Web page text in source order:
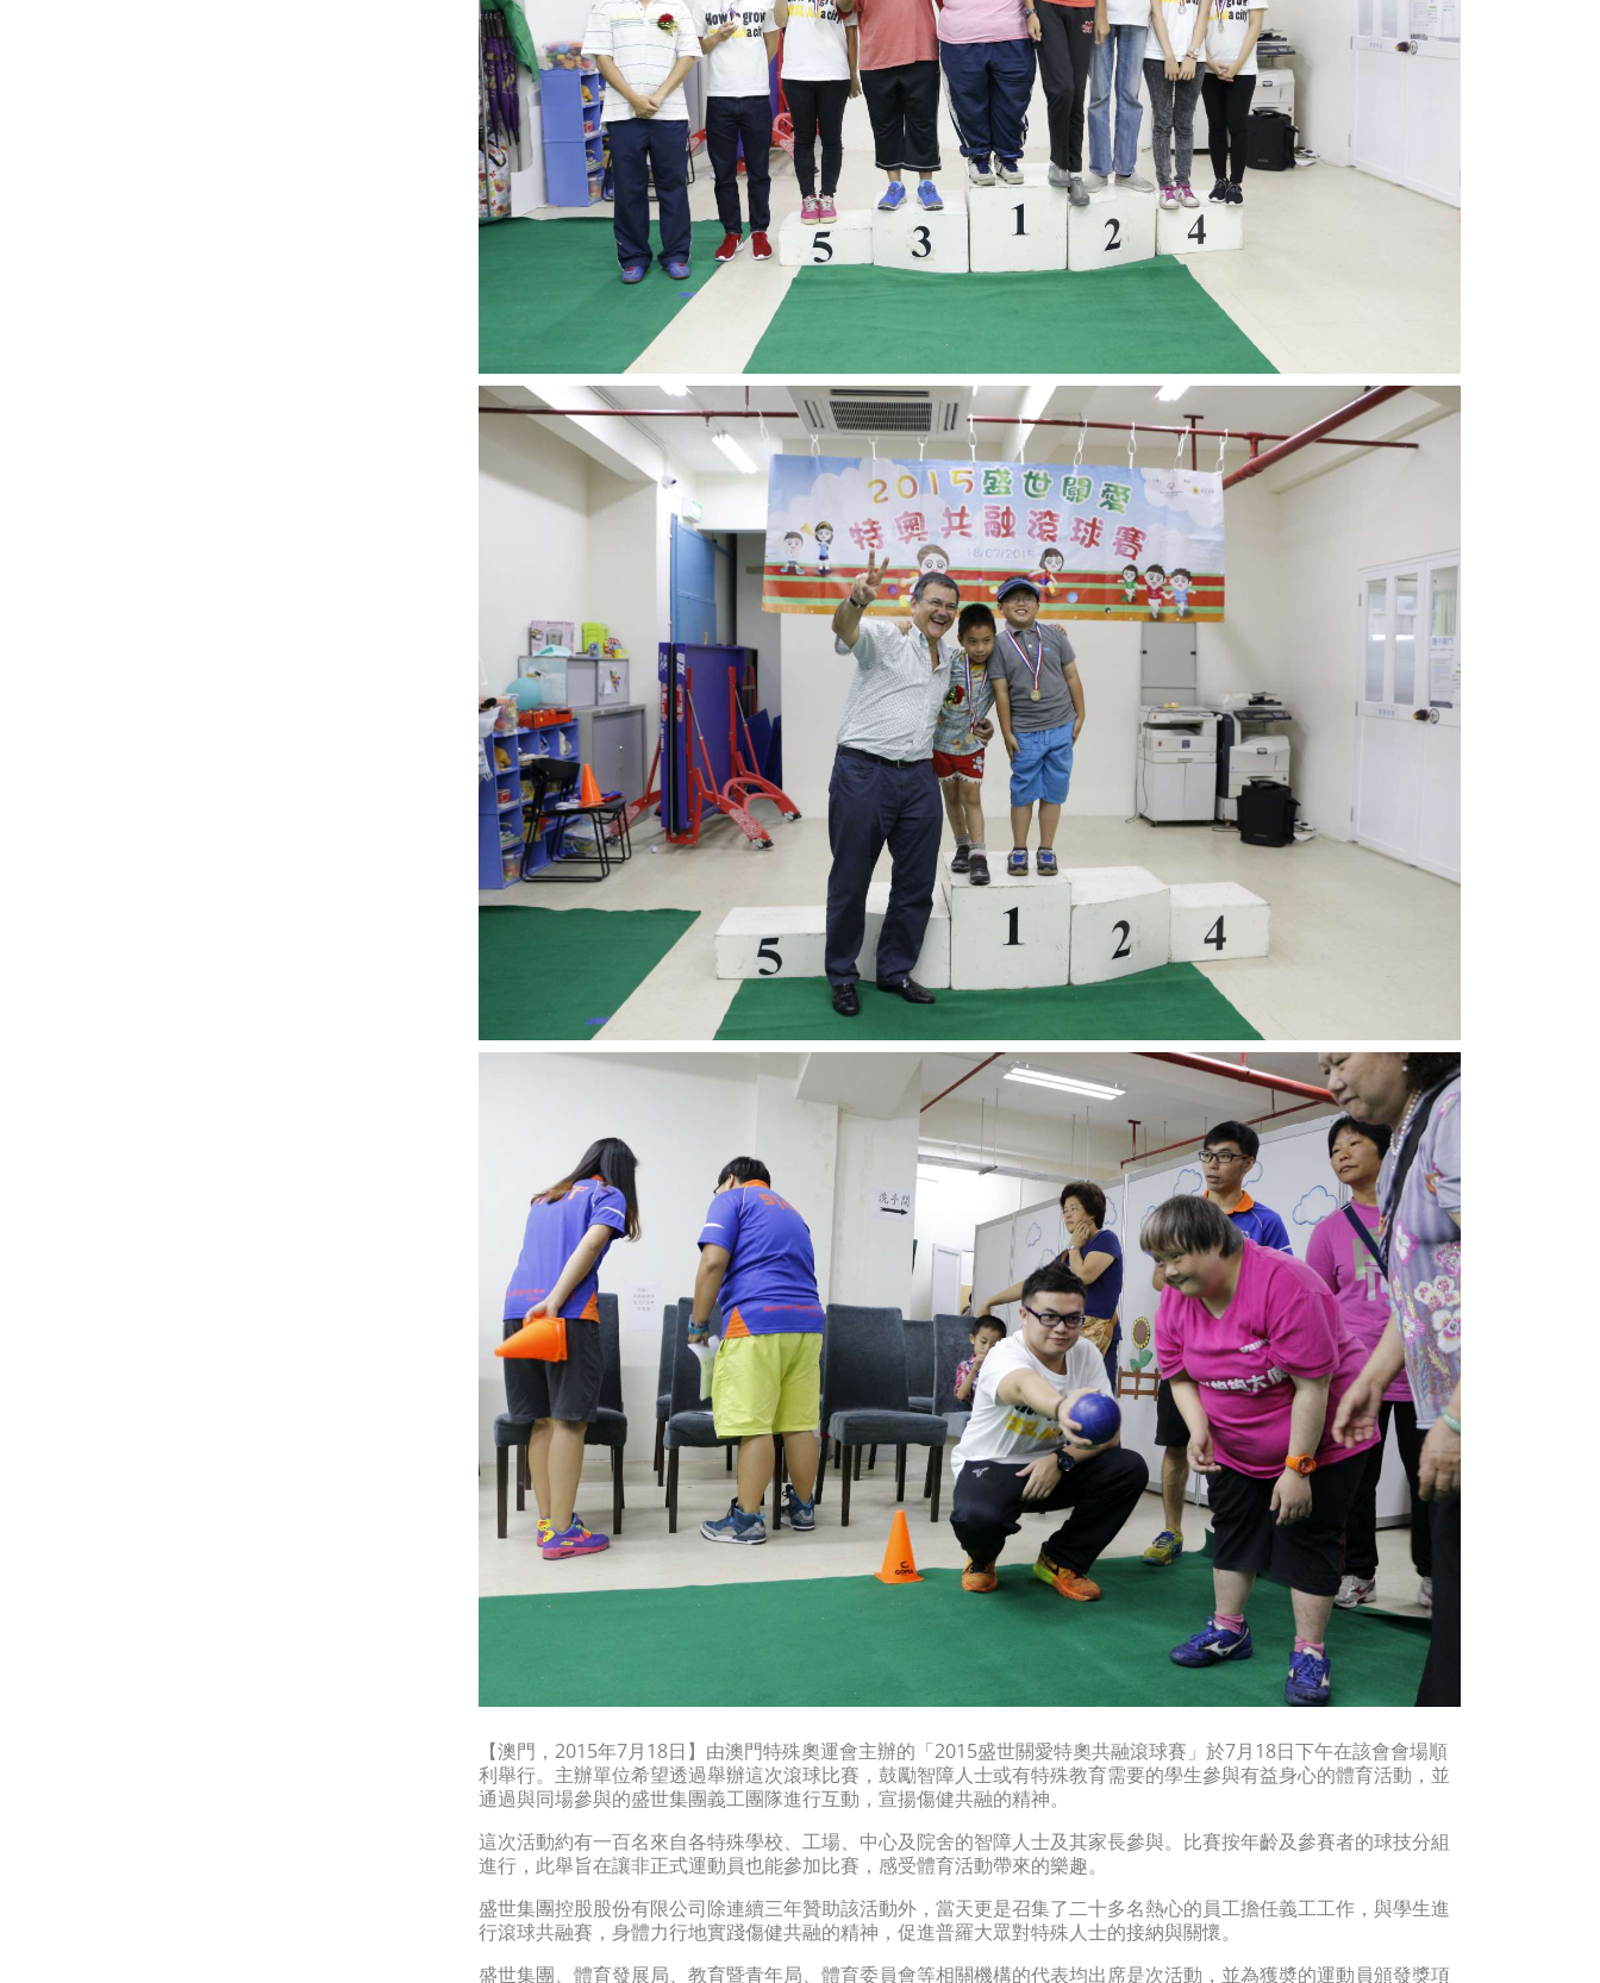
【澳門，2015年7月18日】由澳門特殊奧運會主辦的「2015盛世關愛特奧共融滾球賽」於7月18日下午在該會會場順
利舉行。主辦單位希望透過舉辦這次滾球比賽，鼓勵智障人士或有特殊教育需要的學生參與有益身心的體育活動，並
通過與同場參與的盛世集團義工團隊進行互動，宣揚傷健共融的精神。
這次活動約有一百名來自各特殊學校、工場、中心及院舍的智障人士及其家長參與。比賽按年齡及參賽者的球技分組
進行，此舉旨在讓非正式運動員也能參加比賽，感受體育活動帶來的樂趣。
盛世集團控股股份有限公司除連續三年贊助該活動外，當天更是召集了二十多名熱心的員工擔任義工工作，與學生進
行滾球共融賽，身體力行地實踐傷健共融的精神，促進普羅大眾對特殊人士的接納與關懷。
盛世集團、體育發展局、教育暨青年局、體育委員會等相關機構的代表均出席是次活動，並為獲奬的運動員頒發獎項